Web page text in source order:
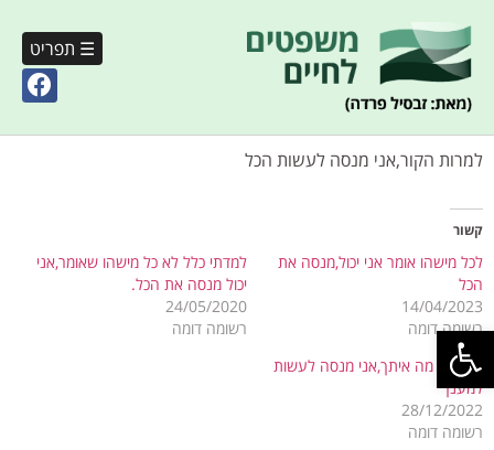
פתח סרגל נגישות
☰ תפריט
למרות הקור,אני מנסה לעשות הכל
קשור
לכל מישהו אומר אני יכול,מנסה את
הכל
14/04/2023
רשומה דומה
למדתי כלל לא כל מישהו שאומר,אני
יכול מנסה את הכל.
24/05/2020
רשומה דומה
לא יודע מה איתך,אני מנסה לעשות
למענך
28/12/2022
רשומה דומה